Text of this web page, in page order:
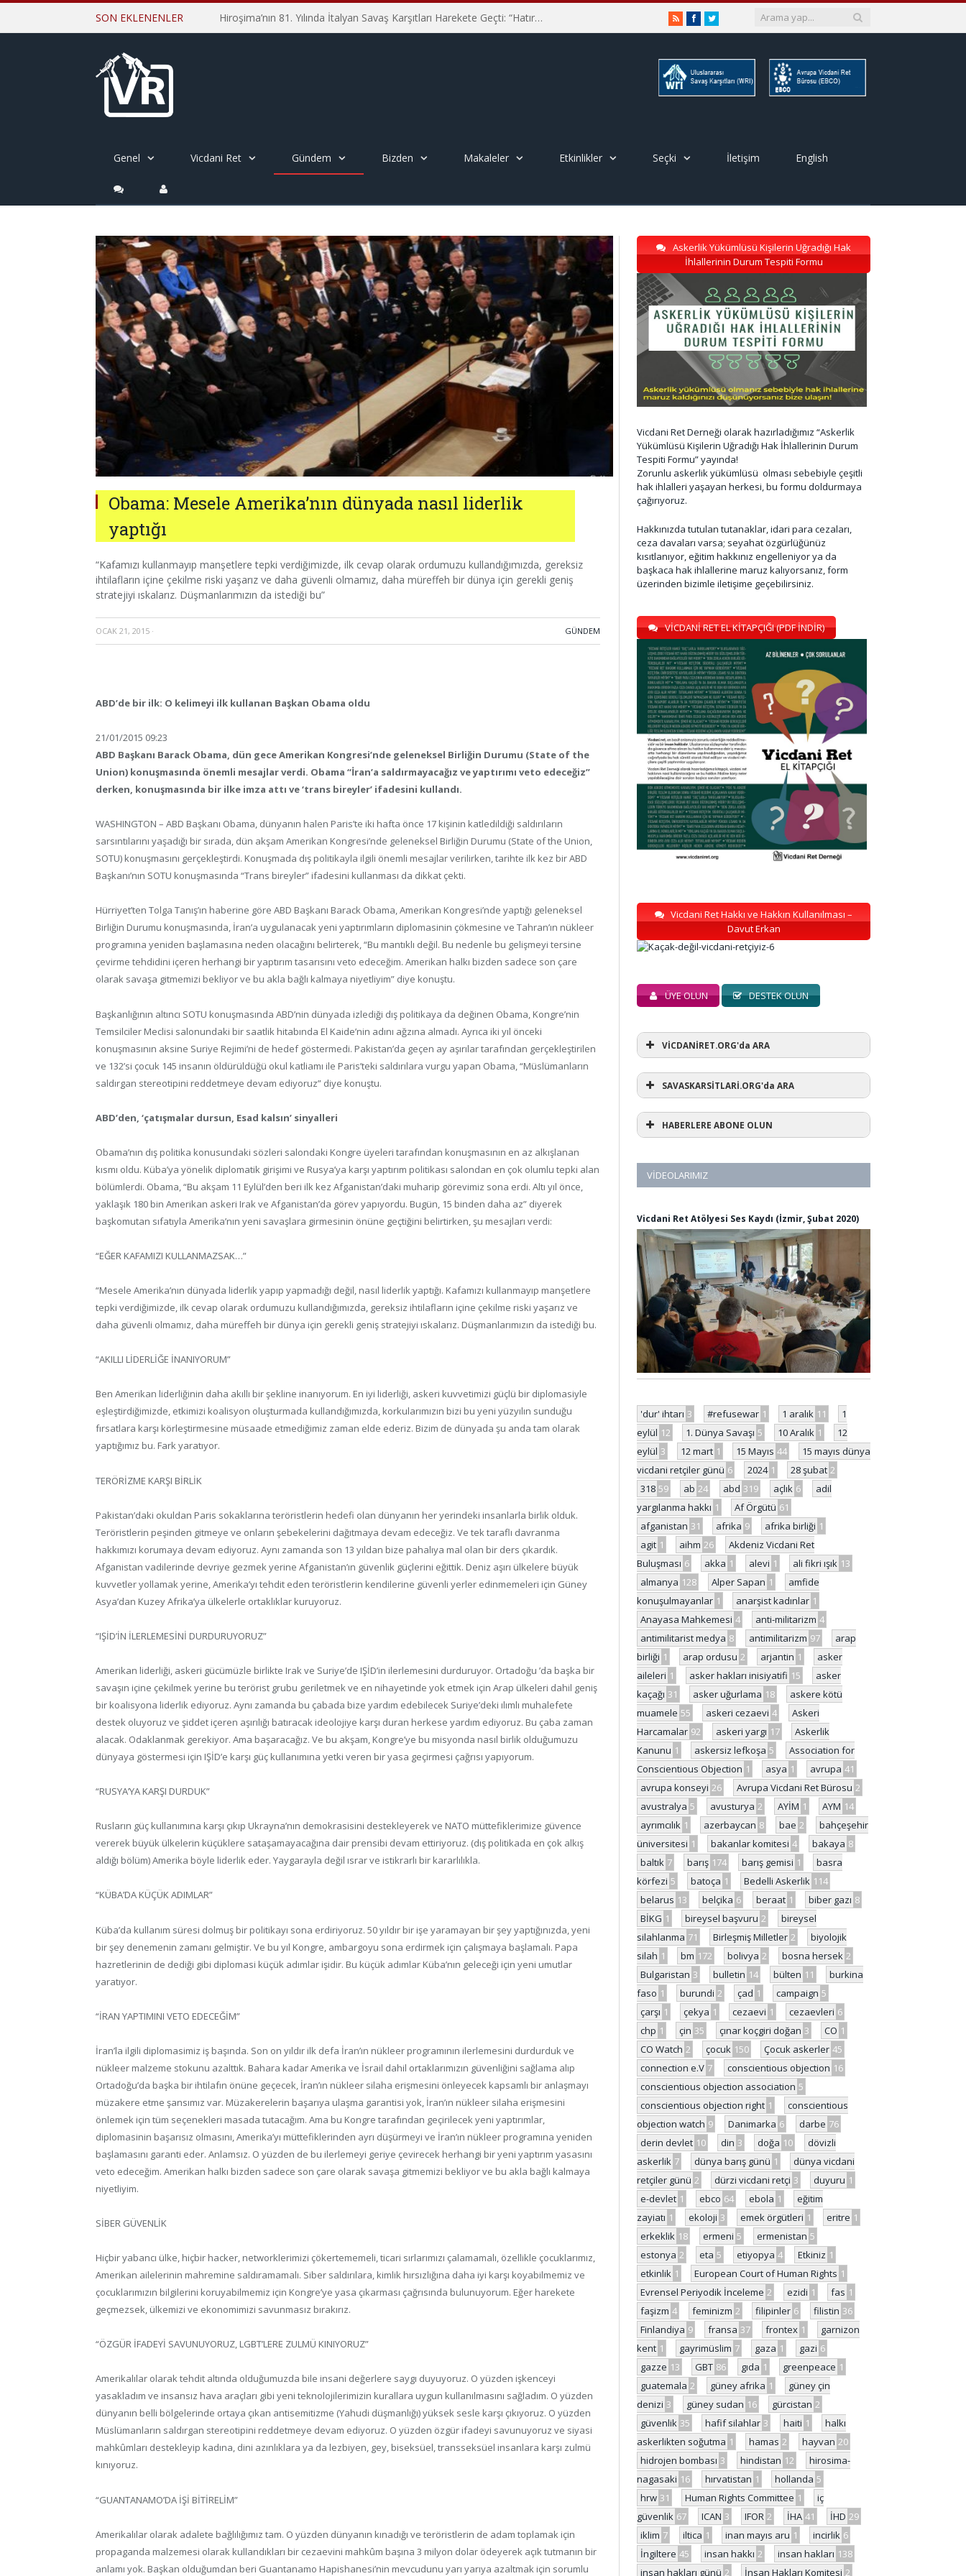
SON EKLENENLER Hiroşima’nın 81. Yılında İtalyan Savaş Karşıtları Harekete Geçti: “Hatırlamak yeterli değil” RSSFacebookTwitter
Genel Vicdani Ret Gündem Bizden Makaleler Etkinlikler Seçki İletişim English
Obama: Mesele Amerika’nın dünyada nasıl liderlik
yaptığı
“Kafamızı kullanmayıp manşetlere tepki verdiğimizde, ilk cevap olarak ordumuzu kullandığımızda, gereksiz
ihtilafların içine çekilme riski yaşarız ve daha güvenli olmamız, daha müreffeh bir dünya için gerekli geniş
stratejiyi ıskalarız. Düşmanlarımızın da istediği bu”
OCAK 21, 2015 · GÜNDEM
ABD’de bir ilk: O kelimeyi ilk kullanan Başkan Obama oldu
21/01/2015 09:23
ABD Başkanı Barack Obama, dün gece Amerikan Kongresi’nde geleneksel Birliğin Durumu (State of the
Union) konuşmasında önemli mesajlar verdi. Obama “İran’a saldırmayacağız ve yaptırımı veto edeceğiz”
derken, konuşmasında bir ilke imza attı ve ‘trans bireyler’ ifadesini kullandı.
WASHINGTON – ABD Başkanı Obama, dünyanın halen Paris’te iki hafta önce 17 kişinin katledildiği saldırıların
sarsıntılarını yaşadığı bir sırada, dün akşam Amerikan Kongresi’nde geleneksel Birliğin Durumu (State of the Union,
SOTU) konuşmasını gerçekleştirdi. Konuşmada dış politikayla ilgili önemli mesajlar verilirken, tarihte ilk kez bir ABD
Başkanı’nın SOTU konuşmasında “Trans bireyler” ifadesini kullanması da dikkat çekti.
Hürriyet’ten Tolga Tanış’ın haberine göre ABD Başkanı Barack Obama, Amerikan Kongresi’nde yaptığı geleneksel
Birliğin Durumu konuşmasında, İran’a uygulanacak yeni yaptırımların diplomasinin çökmesine ve Tahran’ın nükleer
programına yeniden başlamasına neden olacağını belirterek, “Bu mantıklı değil. Bu nedenle bu gelişmeyi tersine
çevirme tehdidini içeren herhangi bir yaptırım tasarısını veto edeceğim. Amerikan halkı bizden sadece son çare
olarak savaşa gitmemizi bekliyor ve bu akla bağlı kalmaya niyetliyim” diye konuştu.
Başkanlığının altıncı SOTU konuşmasında ABD’nin dünyada izlediği dış politikaya da değinen Obama, Kongre’nin
Temsilciler Meclisi salonundaki bir saatlik hitabında El Kaide’nin adını ağzına almadı. Ayrıca iki yıl önceki
konuşmasının aksine Suriye Rejimi’ni de hedef göstermedi. Pakistan’da geçen ay aşırılar tarafından gerçekleştirilen
ve 132’si çocuk 145 insanın öldürüldüğü okul katliamı ile Paris’teki saldırılara vurgu yapan Obama, “Müslümanların
saldırgan stereotipini reddetmeye devam ediyoruz” diye konuştu.
ABD’den, ‘çatışmalar dursun, Esad kalsın’ sinyalleri
Obama’nın dış politika konusundaki sözleri salondaki Kongre üyeleri tarafından konuşmasının en az alkışlanan
kısmı oldu. Küba’ya yönelik diplomatik girişimi ve Rusya’ya karşı yaptırım politikası salondan en çok olumlu tepki alan
bölümlerdi. Obama, “Bu akşam 11 Eylül’den beri ilk kez Afganistan’daki muharip görevimiz sona erdi. Altı yıl önce,
yaklaşık 180 bin Amerikan askeri Irak ve Afganistan’da görev yapıyordu. Bugün, 15 binden daha az” diyerek
başkomutan sıfatıyla Amerika’nın yeni savaşlara girmesinin önüne geçtiğini belirtirken, şu mesajları verdi:
“EĞER KAFAMIZI KULLANMAZSAK…”
“Mesele Amerika’nın dünyada liderlik yapıp yapmadığı değil, nasıl liderlik yaptığı. Kafamızı kullanmayıp manşetlere
tepki verdiğimizde, ilk cevap olarak ordumuzu kullandığımızda, gereksiz ihtilafların içine çekilme riski yaşarız ve
daha güvenli olmamız, daha müreffeh bir dünya için gerekli geniş stratejiyi ıskalarız. Düşmanlarımızın da istediği bu.
“AKILLI LİDERLİĞE İNANIYORUM”
Ben Amerikan liderliğinin daha akıllı bir şekline inanıyorum. En iyi liderliği, askeri kuvvetimizi güçlü bir diplomasiyle
eşleştirdiğimizde, etkimizi koalisyon oluşturmada kullandığımızda, korkularımızın bizi bu yeni yüzyılın sunduğu
fırsatlara karşı körleştirmesine müsaade etmediğimiz zaman elde ederiz. Bizim de dünyada şu anda tam olarak
yaptığımız bu. Fark yaratıyor.
TERÖRİZME KARŞI BİRLİK
Pakistan’daki okuldan Paris sokaklarına teröristlerin hedefi olan dünyanın her yerindeki insanlarla birlik olduk.
Teröristlerin peşinden gitmeye ve onların şebekelerini dağıtmaya devam edeceğiz. Ve tek taraflı davranma
hakkımızı korumaya devam ediyoruz. Aynı zamanda son 13 yıldan bize pahalıya mal olan bir ders çıkardık.
Afganistan vadilerinde devriye gezmek yerine Afganistan’ın güvenlik güçlerini eğittik. Deniz aşırı ülkelere büyük
kuvvetler yollamak yerine, Amerika’yı tehdit eden teröristlerin kendilerine güvenli yerler edinmemeleri için Güney
Asya’dan Kuzey Afrika’ya ülkelerle ortaklıklar kuruyoruz.
“IŞİD’İN İLERLEMESİNİ DURDURUYORUZ”
Amerikan liderliği, askeri gücümüzle birlikte Irak ve Suriye’de IŞİD’in ilerlemesini durduruyor. Ortadoğu ’da başka bir
savaşın içine çekilmek yerine bu terörist grubu geriletmek ve en nihayetinde yok etmek için Arap ülkeleri dahil geniş
bir koalisyona liderlik ediyoruz. Aynı zamanda bu çabada bize yardım edebilecek Suriye’deki ılımlı muhalefete
destek oluyoruz ve şiddet içeren aşırılığı batıracak ideolojiye karşı duran herkese yardım ediyoruz. Bu çaba zaman
alacak. Odaklanmak gerekiyor. Ama başaracağız. Ve bu akşam, Kongre’ye bu misyonda nasıl birlik olduğumuzu
dünyaya göstermesi için IŞİD’e karşı güç kullanımına yetki veren bir yasa geçirmesi çağrısı yapıyorum.
“RUSYA’YA KARŞI DURDUK”
Rusların güç kullanımına karşı çıkıp Ukrayna’nın demokrasisini destekleyerek ve NATO müttefiklerimize güvence
vererek büyük ülkelerin küçüklere sataşamayacağına dair prensibi devam ettiriyoruz. (dış politikada en çok alkış
aldığı bölüm) Amerika böyle liderlik eder. Yaygarayla değil ısrar ve istikrarlı bir kararlılıkla.
“KÜBA’DA KÜÇÜK ADIMLAR”
Küba’da kullanım süresi dolmuş bir politikayı sona erdiriyoruz. 50 yıldır bir işe yaramayan bir şey yaptığınızda, yeni
bir şey denemenin zamanı gelmiştir. Ve bu yıl Kongre, ambargoyu sona erdirmek için çalışmaya başlamalı. Papa
hazretlerinin de dediği gibi diplomasi küçük adımlar işidir. Bu küçük adımlar Küba’nın geleceği için yeni umutlar
yaratıyor.
“İRAN YAPTIMINI VETO EDECEĞİM”
İran’la ilgili diplomasimiz iş başında. Son on yıldır ilk defa İran’ın nükleer programının ilerlemesini durdurduk ve
nükleer malzeme stokunu azalttık. Bahara kadar Amerika ve İsrail dahil ortaklarımızın güvenliğini sağlama alıp
Ortadoğu’da başka bir ihtilafın önüne geçecek, İran’ın nükleer silaha erişmesini önleyecek kapsamlı bir anlaşmayı
müzakere etme şansımız var. Müzakerelerin başarıya ulaşma garantisi yok, İran’ın nükleer silaha erişmesini
önlemek için tüm seçenekleri masada tutacağım. Ama bu Kongre tarafından geçirilecek yeni yaptırımlar,
diplomasinin başarısız olmasını, Amerika’yı müttefiklerinden ayrı düşürmeyi ve İran’ın nükleer programına yeniden
başlamasını garanti eder. Anlamsız. O yüzden de bu ilerlemeyi geriye çevirecek herhangi bir yeni yaptırım yasasını
veto edeceğim. Amerikan halkı bizden sadece son çare olarak savaşa gitmemizi bekliyor ve bu akla bağlı kalmaya
niyetliyim.
SİBER GÜVENLİK
Hiçbir yabancı ülke, hiçbir hacker, networklerimizi çökertememeli, ticari sırlarımızı çalamamalı, özellikle çocuklarımız,
Amerikan ailelerinin mahremine saldıramamalı. Siber saldırılara, kimlik hırsızlığına daha iyi karşı koyabilmemiz ve
çocuklarımızın bilgilerini koruyabilmemiz için Kongre’ye yasa çıkarması çağrısında bulunuyorum. Eğer harekete
geçmezsek, ülkemizi ve ekonomimizi savunmasız bırakırız.
“ÖZGÜR İFADEYİ SAVUNUYORUZ, LGBT’LERE ZULMÜ KINIYORUZ”
Amerikalılar olarak tehdit altında olduğumuzda bile insani değerlere saygı duyuyoruz. O yüzden işkenceyi
yasakladım ve insansız hava araçları gibi yeni teknolojilerimizin kurallara uygun kullanılmasını sağladım. O yüzden
dünyanın belli bölgelerinde ortaya çıkan antisemitizme (Yahudi düşmanlığı) yüksek sesle karşı çıkıyoruz. O yüzden
Müslümanların saldırgan stereotipini reddetmeye devam ediyoruz. O yüzden özgür ifadeyi savunuyoruz ve siyasi
mahkûmları destekleyip kadına, dini azınlıklara ya da lezbiyen, gey, biseksüel, transseksüel insanlara karşı zulmü
kınıyoruz.
“GUANTANAMO’DA İŞİ BİTİRELİM”
Amerikalılar olarak adalete bağlılığımız tam. O yüzden dünyanın kınadığı ve teröristlerin de adam toplamak için
propaganda malzemesi olarak kullandıkları bir cezaevini mahkûm başına 3 milyon dolar ödeyerek açık tutmanın bir
anlamı yok. Başkan olduğumdan beri Guantanamo Hapishanesi’nin mevcudunu yarı yarıya azaltmak için sorumlu
Askerlik Yükümlüsü Kişilerin Uğradığı Hak
İhlallerinin Durum Tespiti Formu
Vicdani Ret Derneği olarak hazırladığımız “Askerlik
Yükümlüsü Kişilerin Uğradığı Hak İhlallerinin Durum
Tespiti Formu” yayında!
Zorunlu askerlik yükümlüsü olması sebebiyle çeşitli
hak ihlalleri yaşayan herkesi, bu formu doldurmaya
çağırıyoruz.
Hakkınızda tutulan tutanaklar, idari para cezaları,
ceza davaları varsa; seyahat özgürlüğünüz
kısıtlanıyor, eğitim hakkınız engelleniyor ya da
başkaca hak ihlallerine maruz kalıyorsanız, form
üzerinden bizimle iletişime geçebilirsiniz.
VİCDANİ RET EL KİTAPÇIĞI (PDF İNDİR)
Vicdani Ret Hakkı ve Hakkın Kullanılması –
Davut Erkan
ÜYE OLUN DESTEK OLUN
VİCDANİRET.ORG'da ARA
SAVASKARSİTLARİ.ORG'da ARA
HABERLERE ABONE OLUN
VIDEOLARIMIZ
Vicdani Ret Atölyesi Ses Kaydı (İzmir, Şubat 2020)
'dur' ihtarı 3 #refusewar 1 1 aralık 11
1
eylül 12 1. Dünya Savaşı 5 10 Aralık 1
12
eylül 3 12 mart 1 15 Mayıs 44
15 mayıs dünya
vicdani retçiler günü 6 2024 1 28 şubat 2
318 59 ab 24 abd 319 açlık 6
adil
yargılanma hakkı 1 Af Örgütü 61
afganistan 31 afrika 9 afrika birliği 1
agit 1 aihm 26
Akdeniz Vicdani Ret
Buluşması 6 akka 1 alevi 1 ali fikri ışık 13
almanya 128 Alper Sapan 1
amfide
konuşulmayanlar 1 anarşist kadınlar 1
Anayasa Mahkemesi 4 anti-militarizm 4
antimilitarist medya 8 antimilitarizm 97
arap
birliği 1 arap ordusu 2 arjantin 1
asker
aileleri 1 asker hakları inisiyatifi 15
asker
kaçağı 31 asker uğurlama 18
askere kötü
muamele 55 askeri cezaevi 4
Askeri
Harcamalar 92 askeri yargı 17
Askerlik
Kanunu 1 askersiz lefkoşa 5
Association for
Conscientious Objection 1 asya 1 avrupa 41
avrupa konseyi 26 Avrupa Vicdani Ret Bürosu 2
avustralya 5 avusturya 2 AYİM 1 AYM 14
ayrımcılık 1 azerbaycan 8 bae 2
bahçeşehir
üniversitesi 1 bakanlar komitesi 4 bakaya 8
baltık 7 barış 174 barış gemisi 1
basra
körfezi 5 batoça 1 Bedelli Askerlik 114
belarus 13 belçika 6 beraat 1 biber gazı 8
BİKG 1 bireysel başvuru 2
bireysel
silahlanma 71 Birleşmiş Milletler 2
biyolojik
silah 1 bm 172 bolivya 2 bosna hersek 2
Bulgaristan 3 bulletin 14 bülten 11
burkina
faso 1 burundi 2 çad 1 campaign 5
çarşı 1 çekya 1 cezaevi 1 cezaevleri 6
chp 1 çin 35 çınar koçgiri doğan 3 CO 1
CO Watch 2 çocuk 150 Çocuk askerler 45
connection e.V 7 conscientious objection 16
conscientious objection association 5
conscientious objection right 1
conscientious
objection watch 9 Danimarka 6 darbe 76
derin devlet 10 din 3 doğa 10
dövizli
askerlik 7 dünya barış günü 1
dünya vicdani
retçiler günü 2 dürzi vicdani retçi 3 duyuru 1
e-devlet 1 ebco 64 ebola 1
eğitim
zayiatı 1 ekoloji 3 emek örgütleri 1 eritre 1
erkeklik 18 ermeni 5 ermenistan 5
estonya 2 eta 5 etiyopya 4 Etkiniz 1
etkinlik 1 European Court of Human Rights 1
Evrensel Periyodik İnceleme 2 ezidi 1 fas 1
faşizm 4 feminizm 2 filipinler 6 filistin 36
Finlandiya 9 fransa 37 frontex 1
garnizon
kent 1 gayrimüslim 7 gaza 1 gazi 6
gazze 13 GBT 86 gıda 1 greenpeace 1
guatemala 2 güney afrika 1
güney çin
denizi 3 güney sudan 16 gürcistan 2
güvenlik 35 hafif silahlar 3 haiti 1
halkı
askerlikten soğutma 1 hamas 2 hayvan 20
hidrojen bombası 3 hindistan 12
hirosima-
nagasaki 16 hırvatistan 1 hollanda 5
hrw 31 Human Rights Committee 1
iç
güvenlik 67 ICAN 3 IFOR 2 İHA 41 İHD 29
iklim 7 iltica 1 inan mayıs aru 1 incirlik 6
İngiltere 45 insan hakkı 2 insan hakları 138
insan hakları günü 2 İnsan Hakları Komitesi 2